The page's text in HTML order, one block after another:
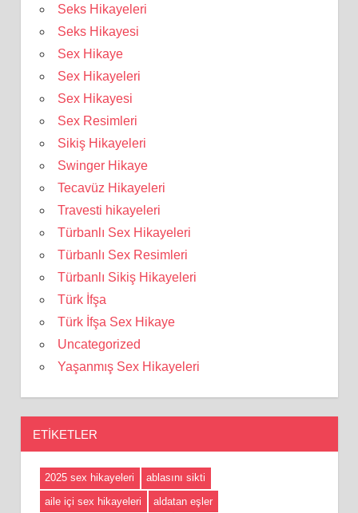
Seks Hikayeleri
Seks Hikayesi
Sex Hikaye
Sex Hikayeleri
Sex Hikayesi
Sex Resimleri
Sikiş Hikayeleri
Swinger Hikaye
Tecavüz Hikayeleri
Travesti hikayeleri
Türbanlı Sex Hikayeleri
Türbanlı Sex Resimleri
Türbanlı Sikiş Hikayeleri
Türk İfşa
Türk İfşa Sex Hikaye
Uncategorized
Yaşanmış Sex Hikayeleri
ETIKETLER
2025 sex hikayeleri
ablasını sikti
aile içi sex hikayeleri
aldatan eşler